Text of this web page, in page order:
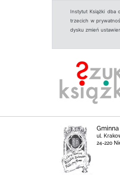
Instytut Książki dba
trzecich w
dysku zmień
ul.
24-220